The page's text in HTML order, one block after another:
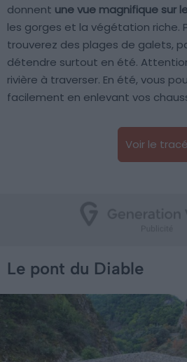
donnent une vue magnifique sur
les gorges et la végétation riche.
trouverez des plages de galets,
détendre surtout en été.
rivière à traverser. En été, vous
facilement en enlevant vos
Voir le tracé
Le pont du Diable